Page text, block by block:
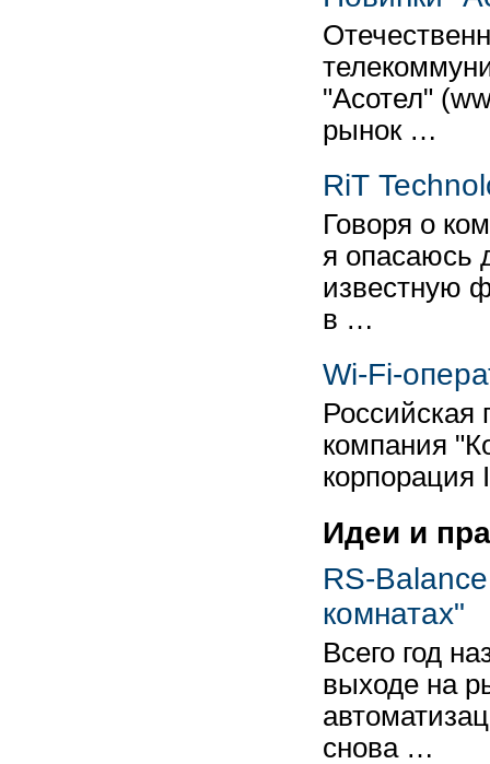
"Асотел"
рынок …
RiT
Говоря о
я опасаюсь
известную
в …
Wi-Fi-
Российская
компания
Идеи и
RS-
комнатах"
Всего год
выходе на
снова …